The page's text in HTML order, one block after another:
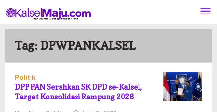
ke
konten
Tag: DPWPANKALSEL
Politik
DPP PAN Serahkan SK DPD se-Kalsel,
Target Konsolidasi Rampung 2026